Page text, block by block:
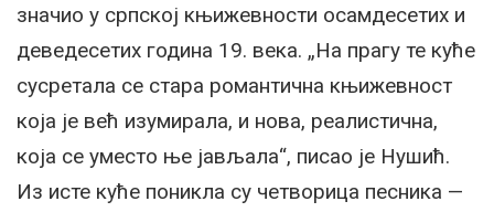
значио у српској књижевности осамдесетих и
деведесетих година 19. века. „На прагу те куће
сусретала се стара романтична књижевност
која је већ изумирала, и нова, реалистична,
која се уместо ње јављала“, писао је Нушић.
Из исте куће поникла су четворица песника —